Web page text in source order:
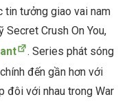
tin tưởng giao vai nam
Crush On You,
. Series phát sóng
đến gần hơn với
đôi với nhau trong War